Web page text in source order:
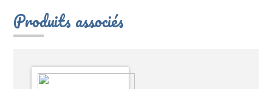
Produits associés